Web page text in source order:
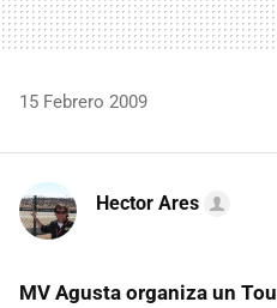
15 Febrero 2009
Hector Ares
MV Agusta organiza un